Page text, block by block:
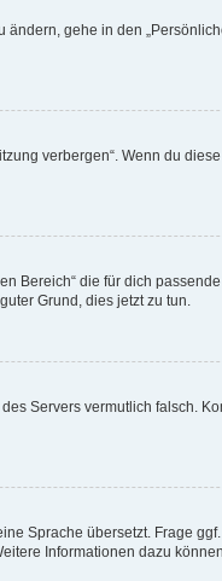
gehe in den
verbergen“. Wenn du
Bereich“ die für dich
Grund, dies jetzt zu tun.
Servers vermutlich falsch.
Sprache übersetzt. Frage
Informationen dazu